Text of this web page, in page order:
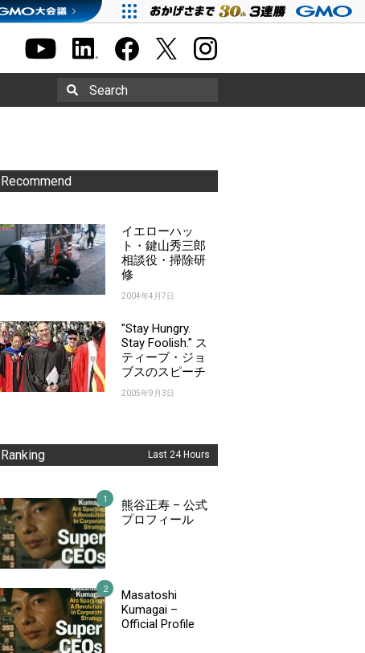
Search
Recommend
イエローハッ
ト・鍵山秀三郎
相談役・掃除研
修
2004年4月7日
"Stay Hungry.
Stay Foolish." ス
ティーブ・ジョ
ブスのスピーチ
2005年9月3日
Ranking Last 24 Hours
熊谷正寿 – 公式
プロフィール
Masatoshi
Kumagai –
Official Profile